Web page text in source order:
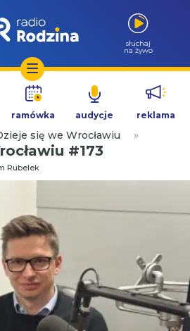
słuchaj
na żywo
ramówka audycje reklama
się we Wrocławiu »
#173
Rubelek